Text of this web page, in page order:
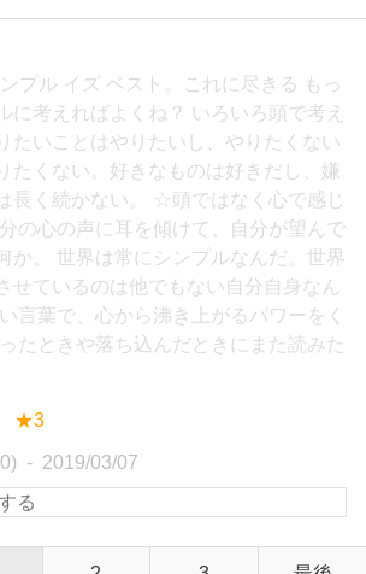
プル イズ ベスト。これに尽きる もっ
に考えればよくね？ いろいろ頭で考え
たいことはやりたいし、やりたくない
たくない。好きなものは好きだし、嫌
長く続かない。 ☆頭ではなく心で感じ
の心の声に耳を傾けて、自分が望んで
か。 世界は常にシンプルなんだ。世界
せているのは他でもない自分自身なん
言葉で、心から沸き上がるパワーをく
たときや落ち込んだときにまた読みた
★3
2019/03/07